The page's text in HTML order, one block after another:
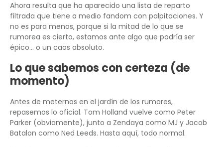
Ahora resulta que ha aparecido una lista de reparto
filtrada que tiene a medio fandom con palpitaciones. Y
no es para menos, porque si la mitad de lo que se
rumorea es cierto, estamos ante algo que podría ser
épico… o un caos absoluto.
Lo que sabemos con certeza (de
momento)
Antes de meternos en el jardín de los rumores,
repasemos lo oficial. Tom Holland vuelve como Peter
Parker (obviamente), junto a Zendaya como MJ y Jacob
Batalon como Ned Leeds. Hasta aquí, todo normal.